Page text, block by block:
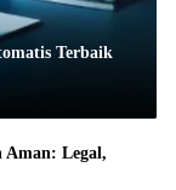
Terbaik
Aman: Legal,